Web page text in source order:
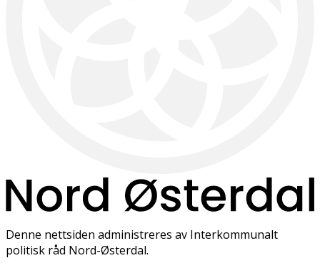
Denne nettsiden administreres av Interkommunalt
politisk råd Nord-Østerdal.